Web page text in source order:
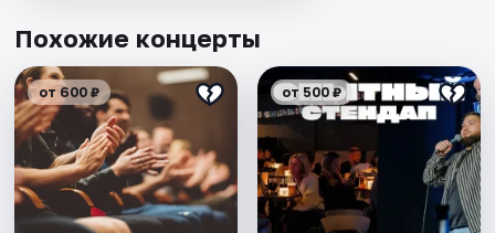
Похожие концерты
от 600 ₽ от 500 ₽